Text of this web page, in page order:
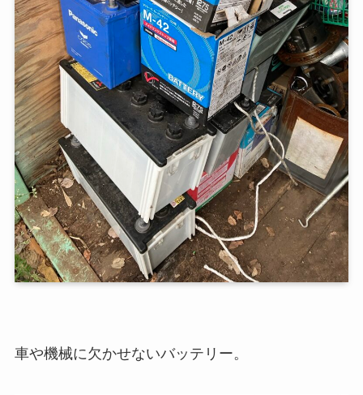
車や機械に欠かせないバッテリー。